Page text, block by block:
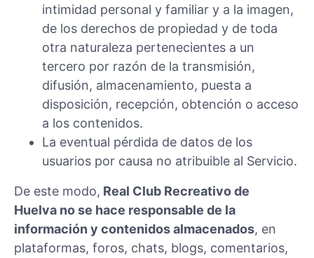
intimidad personal y familiar y a la imagen,
de los derechos de propiedad y de toda
otra naturaleza pertenecientes a un
tercero por razón de la transmisión,
difusión, almacenamiento, puesta a
disposición, recepción, obtención o acceso
a los contenidos.
La eventual pérdida de datos de los
usuarios por causa no atribuible al Servicio.
De este modo, Real Club Recreativo de
Huelva no se hace responsable de la
información y contenidos almacenados, en
plataformas, foros, chats, blogs, comentarios,